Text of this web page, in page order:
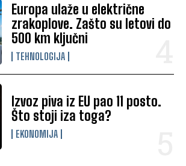
Europa ulaže u električne
zrakoplove. Zašto su letovi do
500 km ključni
TEHNOLOGIJA
Izvoz piva iz EU pao 11 posto.
Što stoji iza toga?
EKONOMIJA